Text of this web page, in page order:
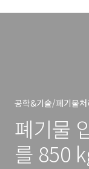
공학&기술/폐기물
폐기물
를 850